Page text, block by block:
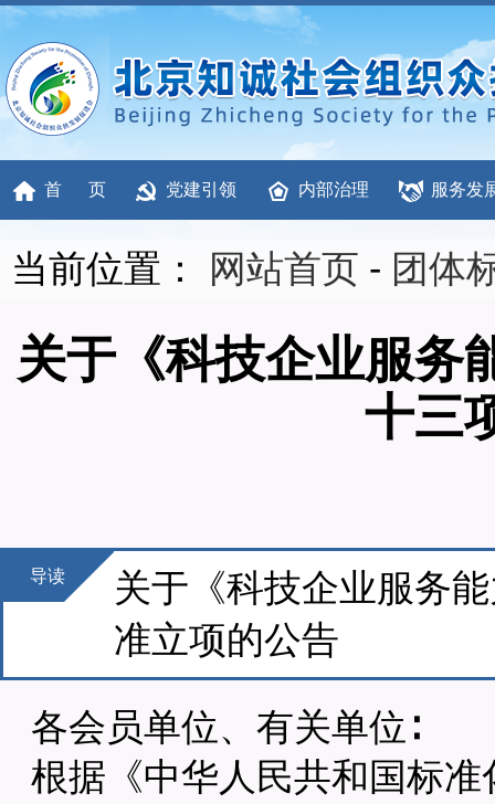
首 页 党建引领 内部治理 服务发
当前位置： 网站首页 - 团体
关于《科技企业服务
十三
导读
关于《科技企业服务
准立项的公告
各会员单位、有关单位∶
根据《中华人民共和国标